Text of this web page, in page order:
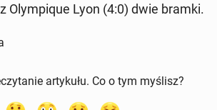
Olympique Lyon (4:0) dwie bramki.
artykułu. Co o tym myślisz?